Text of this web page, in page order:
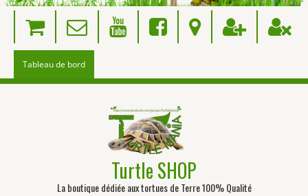
Tableau de bord
Turtle SHOP
La boutique dédiée aux tortues de Terre 100% Qualité